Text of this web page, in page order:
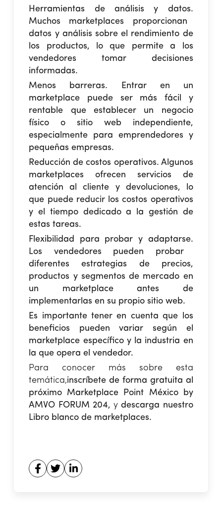
Herramientas de análisis y datos.
Muchos marketplaces proporcionan
datos y análisis sobre el rendimiento de
los productos, lo que permite a los
vendedores tomar decisiones
informadas.
Menos barreras. Entrar en un
marketplace puede ser más fácil y
rentable que establecer un negocio
físico o sitio web independiente,
especialmente para emprendedores y
pequeñas empresas.
Reducción de costos operativos. Algunos
marketplaces ofrecen servicios de
atención al cliente y devoluciones, lo
que puede reducir los costos operativos
y el tiempo dedicado a la gestión de
estas tareas.
Flexibilidad para probar y adaptarse.
Los vendedores pueden probar
diferentes estrategias de precios,
productos y segmentos de mercado en
un marketplace antes de
implementarlas en su propio sitio web.
Es importante tener en cuenta que los
beneficios pueden variar según el
marketplace específico y la industria en
la que opera el vendedor.
Para conocer más sobre esta
temática,inscríbete de forma gratuita al
próximo Marketplace Point México by
AMVO FORUM 204,ydescarga nuestro
Libro blanco de marketplaces.